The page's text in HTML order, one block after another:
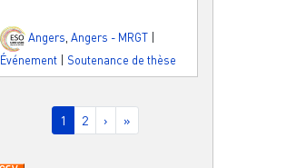
Angers Angers - MRGT
Événement | Soutenance de thèse
Pagination
Page courante
1 Page
2 Page suivante
› Dernière page
»